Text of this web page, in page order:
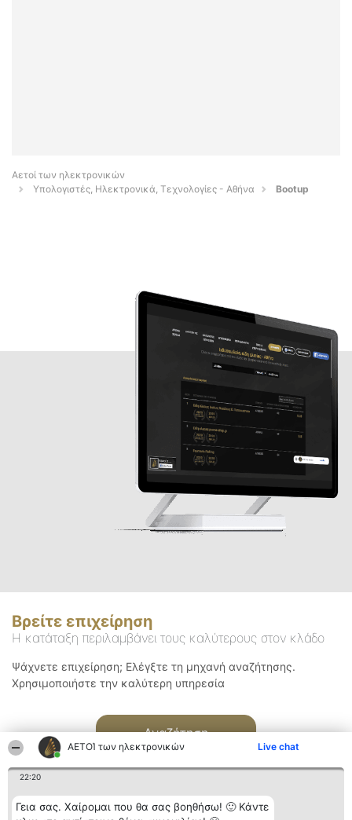
ΑΕΤΟΊ των ηλεκτρονικών Live chat
22:20
Γεια σας. Χαίρομαι που θα σας βοηθήσω! 🙂 Κάντε
Αετοί των ηλεκτρονικών
Υπολογιστές, Ηλεκτρονικά, Τεχνολογίες - Αθήνα
Bootup
Βρείτε επιχείρηση
Η κατάταξη περιλαμβάνει τους καλύτερους στον κλάδο
Ψάχνετε επιχείρηση; Ελέγξτε τη μηχανή αναζήτησης.
Χρησιμοποιήστε την καλύτερη υπηρεσία
Αναζήτηση